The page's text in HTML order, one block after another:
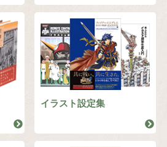
イラスト設定集